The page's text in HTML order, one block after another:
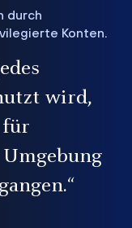
durch
Konten.
wird,
für